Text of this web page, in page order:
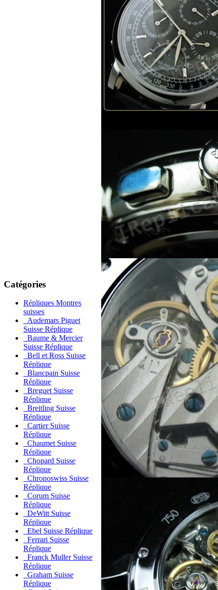
Catégories
Répliques Montres
suisses
Audemars Piguet
Suisse Réplique
Baume & Mercier
Suisse Réplique
Bell et Ross Suisse
Réplique
Blancpain Suisse
Réplique
Breguet Suisse
Réplique
Breitling Suisse
Réplique
Cartier Suisse
Réplique
Chaumet Suisse
Réplique
Chopard Suisse
Réplique
Chronoswiss Suisse
Réplique
Corum Suisse
Réplique
DeWitt Suisse
Réplique
Ebel Suisse Réplique
Ferrari Suisse
Réplique
Franck Muller Suisse
Réplique
Graham Suisse
Réplique